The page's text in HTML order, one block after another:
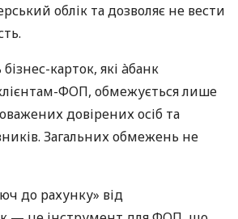
облік та дозволяє не вести
бізнес-карток, які àбанк
ФОП, обмежується лише
довірених осіб та
Загальних обмежень не
до рахунку» від